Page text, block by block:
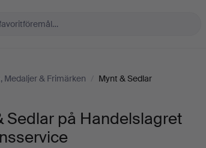
Medaljer & Frimärken / Mynt & Sedlar
Sedlar på Handelslagret